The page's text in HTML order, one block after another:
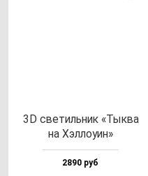
3D све­тиль­ник «Тык­ва
на Хэл­ло­уин»
2890 руб